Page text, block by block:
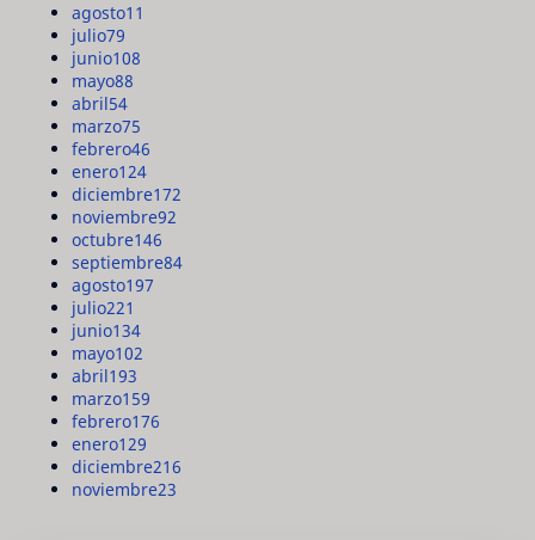
agosto11
julio79
junio108
mayo88
abril54
marzo75
febrero46
enero124
diciembre172
noviembre92
octubre146
septiembre84
agosto197
julio221
junio134
mayo102
abril193
marzo159
febrero176
enero129
diciembre216
noviembre23